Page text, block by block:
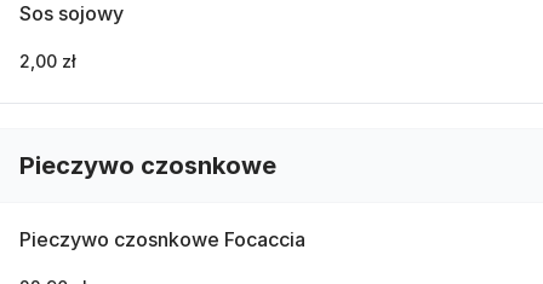
Sos sojowy
2,00 zł
Pieczywo czosnkowe
Pieczywo czosnkowe Focaccia